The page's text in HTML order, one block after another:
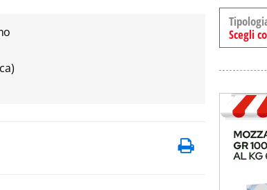
Scegli